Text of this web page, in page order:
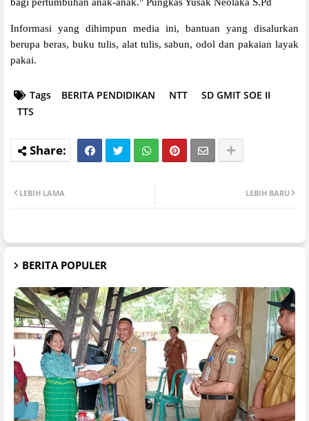
Informasi yang dihimpun media ini, bantuan yang disalurkan
berupa beras, buku tulis, alat tulis, sabun, odol dan pakaian layak
pakai.
Tags BERITA PENDIDIKAN NTT
SD GMIT SOE II
TTS
LEBIH BARU
LEBIH LAMA
BERITA POPULER